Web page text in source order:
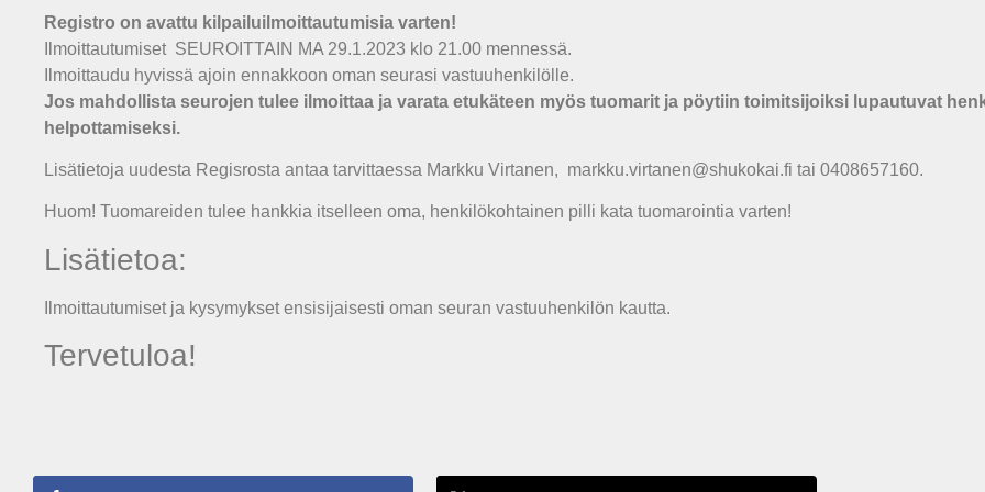
Registro on avattu kilpailuilmoittautumisia varten!
Ilmoittautumiset SEUROITTAIN MA 29.1.2023 klo 21.00 mennessä.
Ilmoittaudu hyvissä ajoin ennakkoon oman seurasi vastuuhenkilölle.
Jos mahdollista seurojen tulee ilmoittaa ja varata etukäteen myös tuomarit ja pöytiin toimitsijoiksi lupautuvat
helpottamiseksi.
Lisätietoja uudesta Regisrosta antaa tarvittaessa Markku Virtanen, markku.virtanen@shukokai.fi tai 0408657160.
Huom! Tuomareiden tulee hankkia itselleen oma, henkilökohtainen pilli kata tuomarointia varten!
Lisätietoa:
Ilmoittautumiset ja kysymykset ensisijaisesti oman seuran vastuuhenkilön kautta.
Tervetuloa!